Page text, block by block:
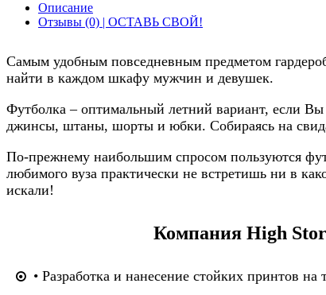
Описание
Отзывы (0) | ОСТАВЬ СВОЙ!
Самым удобным повседневным предметом
найти в каждом шкафу мужчин и девушек.
Футболка – оптимальный летний вариант, если
джинсы, штаны, шорты и юбки. Собираясь на
По-прежнему наибольшим спросом пользуются
любимого вуза практически не встретишь ни в
искали!
Компания High
• Разработка и нанесение стойких принтов на